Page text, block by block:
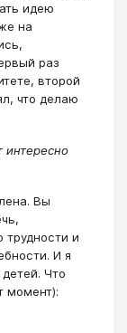
идею
на
раз
второй
что делаю
интересно
Вы
трудности и
И я
Что
момент):